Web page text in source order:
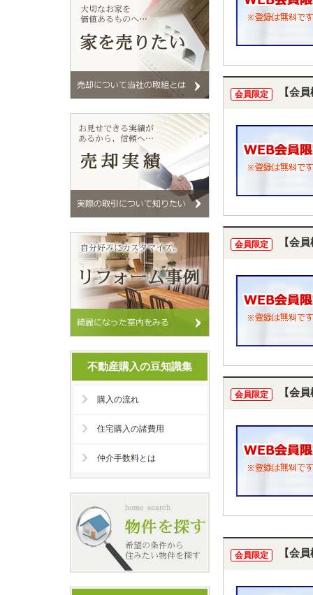
会員限定 【会
会員限定 【会
会員限定 【会
会員限定 【会
不動産購入の豆知識集
購入の流れ
住宅購入の諸費用
仲介手数料とは